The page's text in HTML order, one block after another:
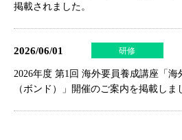
掲載されました。
2026/06/01 研修
2026年度 第1回 海外要員養成講座「
（ボンド）」開催のご案内を掲載しま